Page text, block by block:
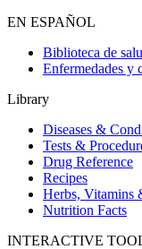
EN ESPAÑOL
Biblioteca de
Enfermedades y
Library
Diseases &
Tests &
Drug Reference
Recipes
Herbs, Vitamins
Nutrition Facts
INTERACTIVE